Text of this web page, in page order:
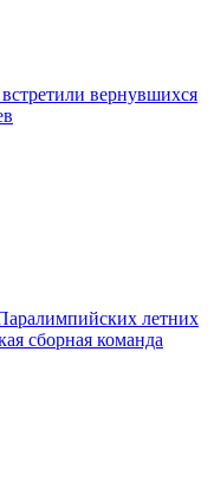
вернувшихся
летних
сборная команда